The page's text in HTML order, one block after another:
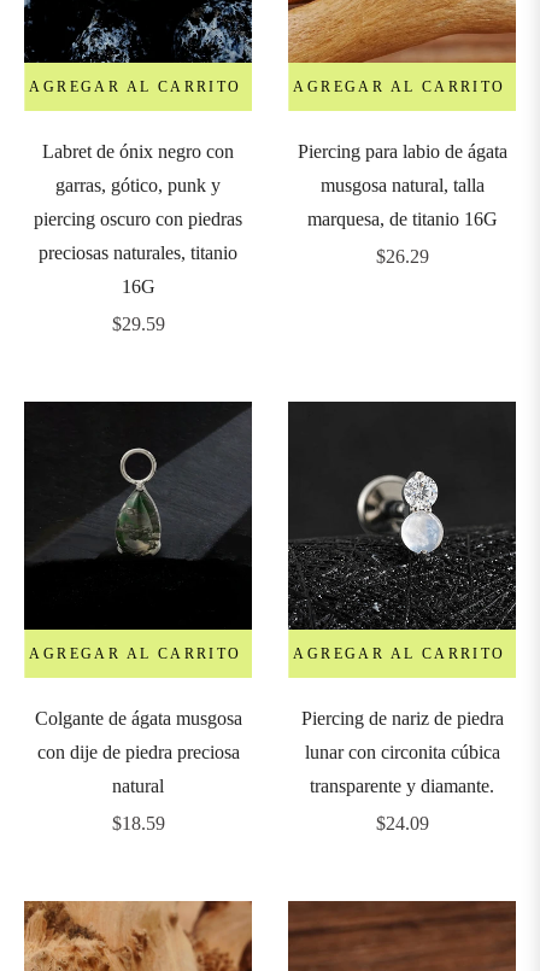
AGREGAR AL CARRITO
Labret de ónix negro con
garras, gótico, punk y
piercing oscuro con piedras
preciosas naturales, titanio
16G
Precio
$29.59
AGREGAR AL CARRITO
Piercing para labio de ágata
musgosa natural, talla
marquesa, de titanio 16G
Precio
$26.29
AGREGAR AL CARRITO
Colgante de ágata musgosa
con dije de piedra preciosa
natural
Precio
$18.59
AGREGAR AL CARRITO
Piercing de nariz de piedra
lunar con circonita cúbica
transparente y diamante.
Precio
$24.09